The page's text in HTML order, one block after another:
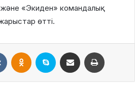
«Экиден» командалық
өтті.